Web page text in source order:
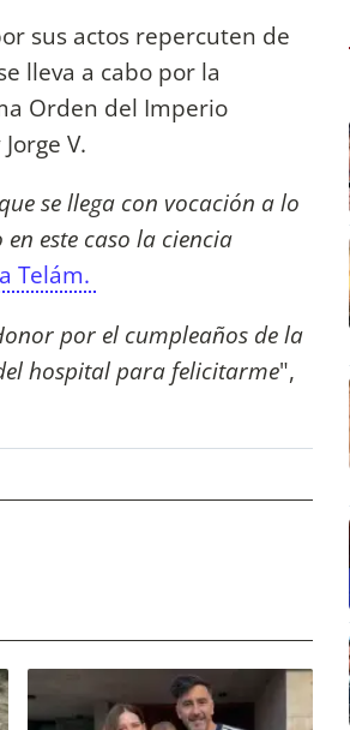
sus actos repercuten de
lleva a cabo por la
Orden del Imperio
V.
se llega con vocación a lo
este caso la ciencia
Telám.
por el cumpleaños de la
hospital para felicitarme",